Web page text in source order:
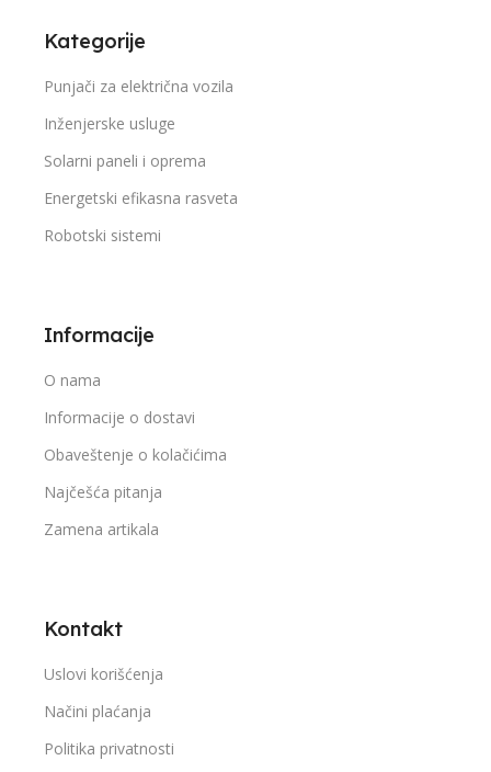
Kategorije
Punjači za električna vozila
Inženjerske usluge
Solarni paneli i oprema
Energetski efikasna rasveta
Robotski sistemi
Informacije
O nama
Informacije o dostavi
Obaveštenje o kolačićima
Najčešća pitanja
Zamena artikala
Kontakt
Uslovi korišćenja
Načini plaćanja
Politika privatnosti